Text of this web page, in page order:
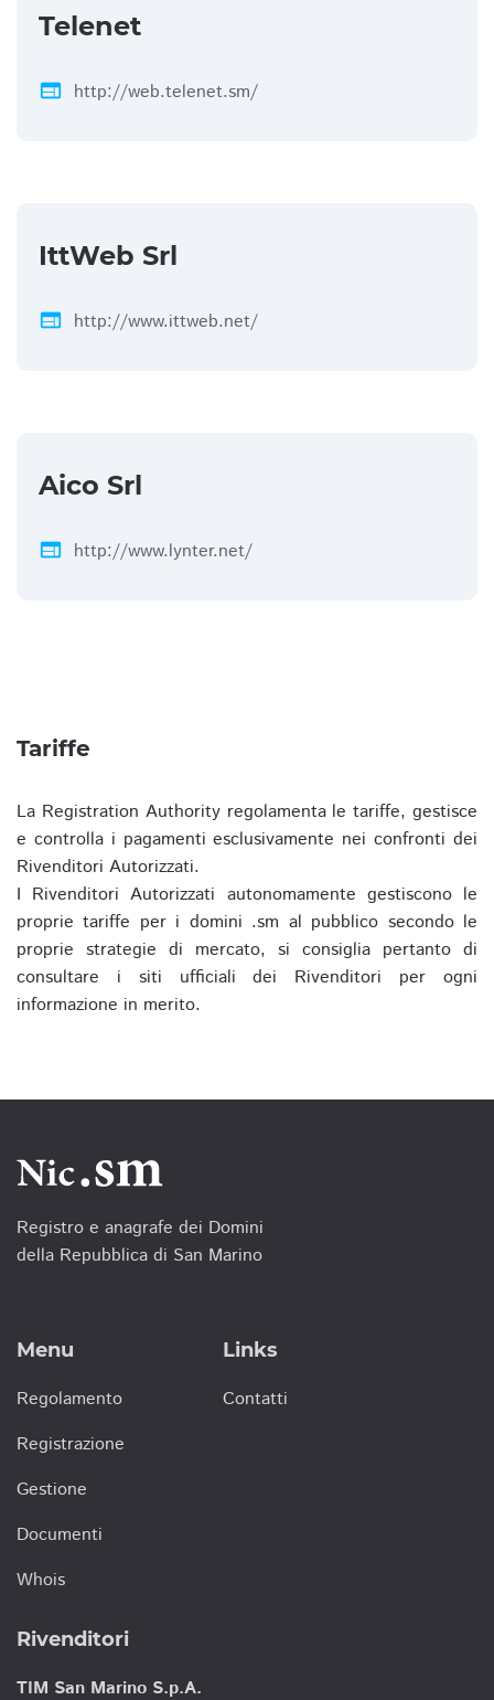
Telenet
web http://web.telenet.sm/
IttWeb Srl
web http://www.ittweb.net/
Aico Srl
web http://www.lynter.net/
Tariffe
La Registration Authority regolamenta le tariffe, gestisce
e controlla i pagamenti esclusivamente nei confronti dei
Rivenditori Autorizzati.
I Rivenditori Autorizzati autonomamente gestiscono le
proprie tariffe per i domini .sm al pubblico secondo le
proprie strategie di mercato, si consiglia pertanto di
consultare i siti ufficiali dei Rivenditori per ogni
informazione in merito.
Registro e anagrafe dei Domini
della Repubblica di San Marino
Menu
Regolamento
Registrazione
Gestione
Documenti
Whois
Links
Contatti
Rivenditori
TIM San Marino S.p.A.